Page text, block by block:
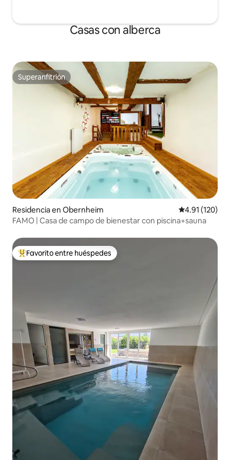
Casas con alberca
Superanfitrión
Superanfitrión
Residencia en Obernheim Calificación
4.91 (120)
FAMO | Casa de campo de bienestar con piscina+sauna
De los mejores en Favorito entre huéspedes
Favorito entre huéspedes